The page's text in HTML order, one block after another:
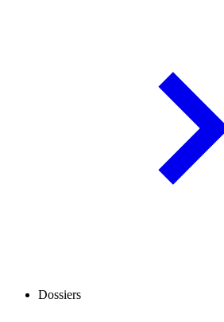
Dossiers